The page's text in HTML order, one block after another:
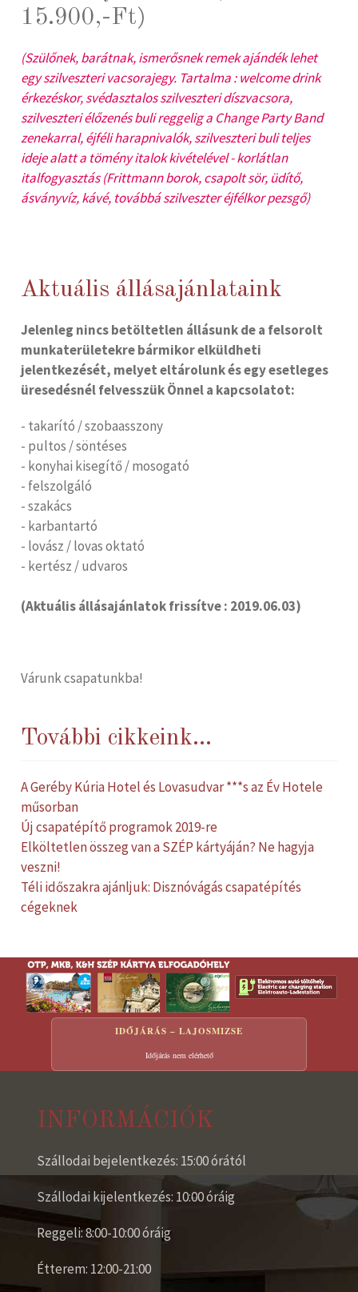
15.900,-Ft)
(Szülőnek, barátnak, ismerősnek remek ajándék lehet
egy szilveszteri vacsorajegy. Tartalma : welcome drink
érkezéskor, svédasztalos szilveszteri díszvacsora,
szilveszteri élőzenés buli reggelig a Change Party Band
zenekarral, éjféli harapnivalók, szilveszteri buli teljes
ideje alatt a tömény italok kivételével - korlátlan
italfogyasztás (Frittmann borok, csapolt sör, üdítő,
ásványvíz, kávé, továbbá szilveszter éjfélkor pezsgő)
Aktuális állásajánlataink
Jelenleg nincs betöltetlen állásunk de a felsorolt
munkaterületekre bármikor elküldheti
jelentkezését, melyet eltárolunk és egy esetleges
üresedésnél felvesszük Önnel a kapcsolatot:
- takarító / szobaasszony
- pultos / söntéses
- konyhai kisegítő / mosogató
- felszolgáló
- szakács
- karbantartó
- lovász / lovas oktató
- kertész / udvaros
(Aktuális állásajánlatok frissítve : 2019.06.03)
Várunk csapatunkba!
További cikkeink...
A Geréby Kúria Hotel és Lovasudvar ***s az Év Hotele
műsorban
Új csapatépítő programok 2019-re
Elköltetlen összeg van a SZÉP kártyáján? Ne hagyja
veszni!
Téli időszakra ajánljuk: Disznóvágás csapatépítés
cégeknek
IDŐJÁRÁS – LAJOSMIZSE
Időjárás nem elérhető
INFORMÁCIÓK
Szállodai bejelentkezés: 15:00 órától
Szállodai kijelentkezés: 10:00 óráig
Reggeli: 8:00-10:00 óráig
Étterem: 12:00-21:00